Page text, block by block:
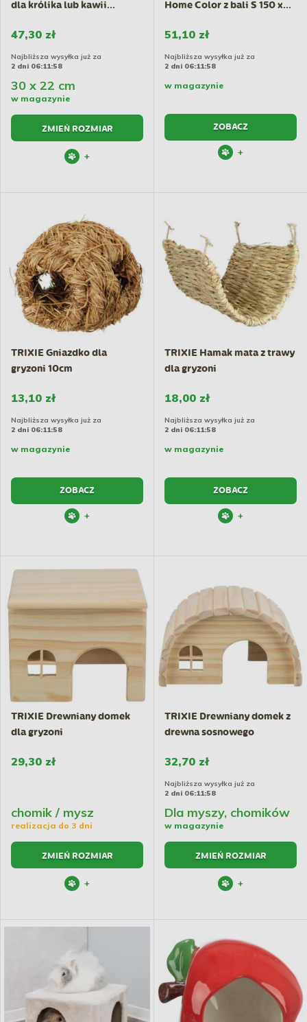
dla królika lub kawii...
47,30 zł
Najbliższa wysyłka już za
2 dni 06:11:57
30 x 22 cm
w magazynie
ZMIEŃ ROZMIAR
+
Home Color z bali S 150 x...
51,10 zł
Najbliższa wysyłka już za
2 dni 06:11:57
w magazynie
ZOBACZ
+
TRIXIE Gniazdko dla
gryzoni 10cm
13,10 zł
Najbliższa wysyłka już za
2 dni 06:11:57
w magazynie
ZOBACZ
+
TRIXIE Hamak mata z trawy
dla gryzoni
18,00 zł
Najbliższa wysyłka już za
2 dni 06:11:57
w magazynie
ZOBACZ
+
TRIXIE Drewniany domek
dla gryzoni
29,30 zł
chomik / mysz
realizacja do 3 dni
ZMIEŃ ROZMIAR
+
TRIXIE Drewniany domek z
drewna sosnowego
32,70 zł
Najbliższa wysyłka już za
2 dni 06:11:57
Dla myszy, chomików
w magazynie
ZMIEŃ ROZMIAR
+